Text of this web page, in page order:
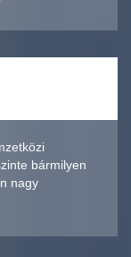
bármilyen
nagy